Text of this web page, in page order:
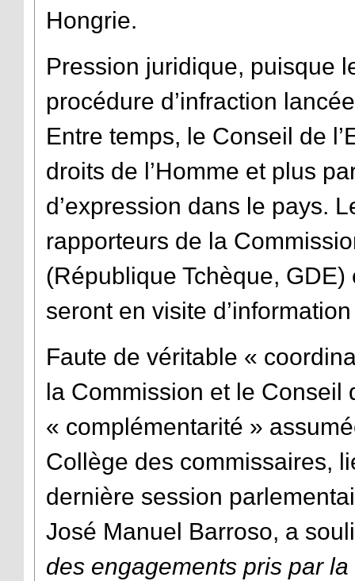
Hongrie.
Pression juridique, puisque
procédure d’infraction
Entre temps, le Conseil de
droits de l’Homme et plus
d’expression dans le pays.
rapporteurs de la
(République Tchèque,
seront en visite
Faute de véritable «
la Commission et le Conseil
« complémentarité »
Collège des commissaires,
dernière session
José Manuel Barroso, a
des engagements pris par